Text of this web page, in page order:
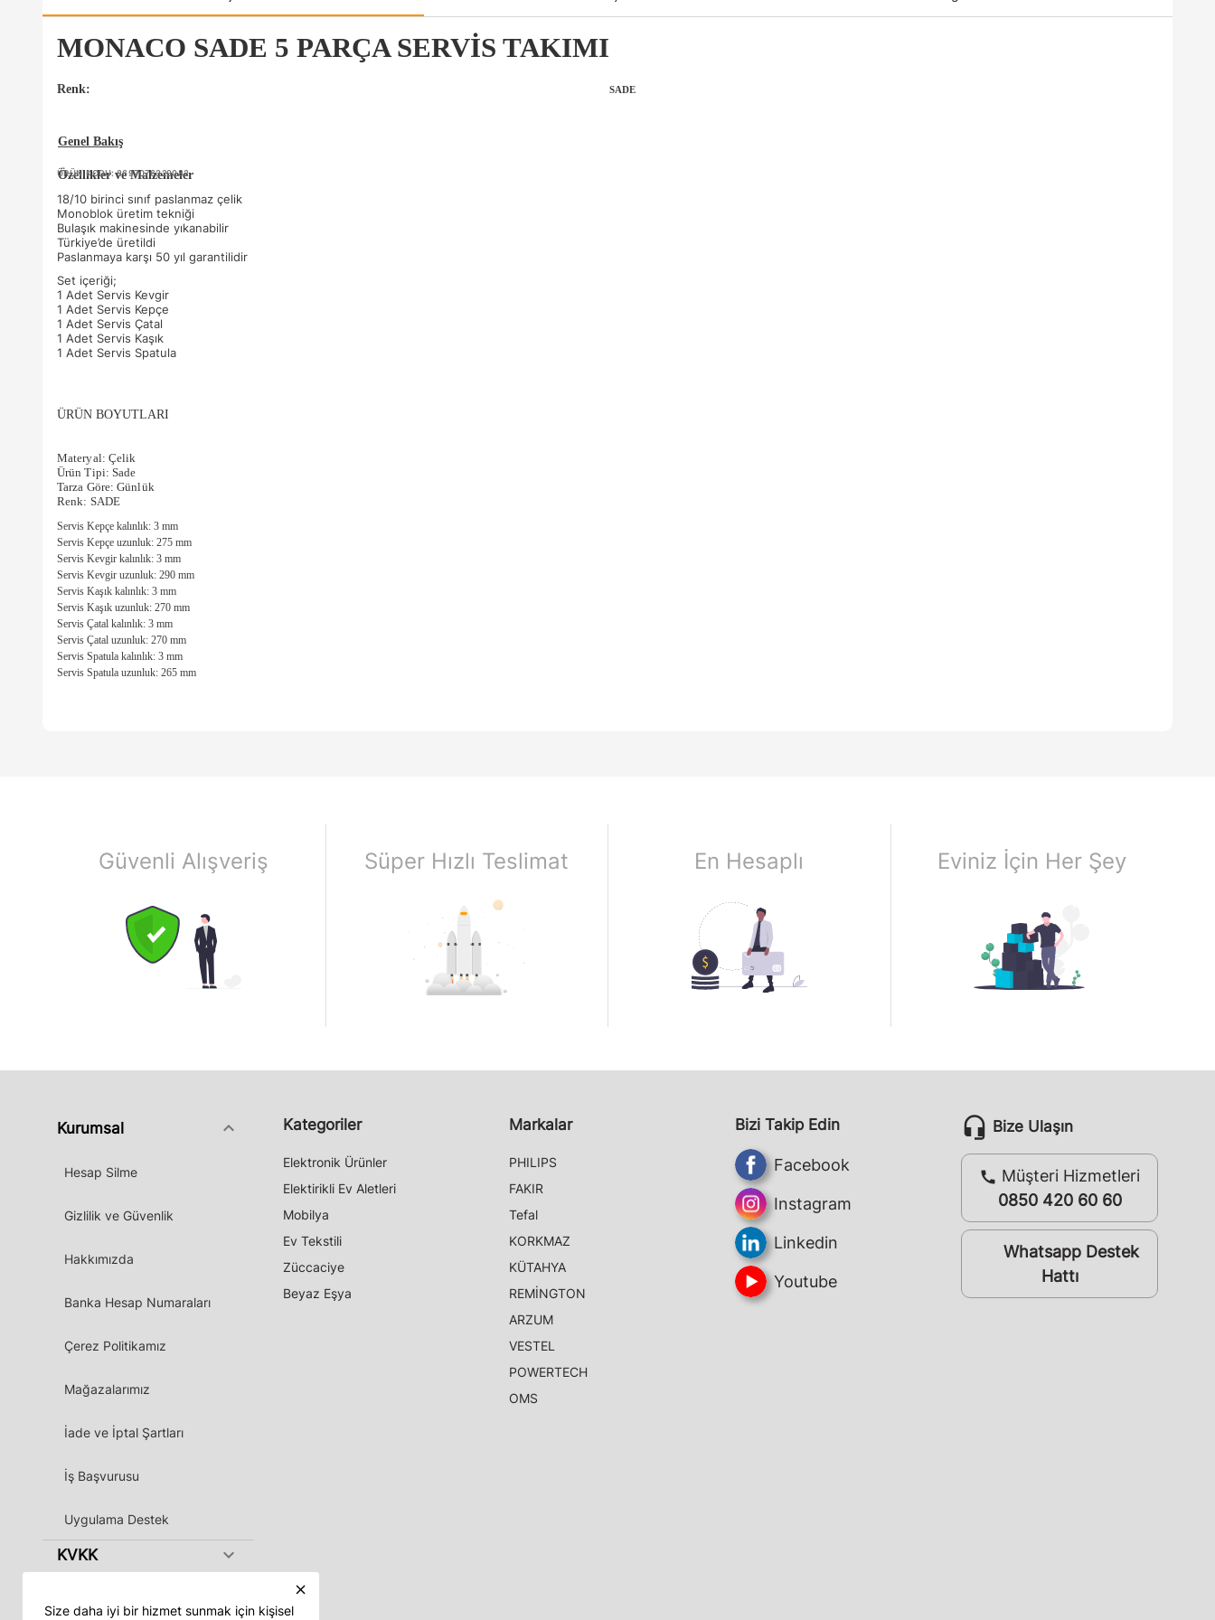
MONACO SADE 5 PARÇA SERVİS TAKIMI
Renk: SADE
Genel Bakış
Özellikler ve Malzemeler
18/10 birinci sınıf paslanmaz çelik
Monoblok üretim tekniği
Bulaşık makinesinde yıkanabilir
Türkiye’de üretildi
Paslanmaya karşı 50 yıl garantilidir
Set içeriği;
1 Adet Servis Kevgir
1 Adet Servis Kepçe
1 Adet Servis Çatal
1 Adet Servis Kaşık
1 Adet Servis Spatula
ÜRÜN KODU: 8697076320082
ÜRÜN BOYUTLARI
Materyal: Çelik
Ürün Tipi: Sade
Tarza Göre: Günlük
Renk: SADE
Servis Kepçe kalınlık: 3 mm
Servis Kepçe uzunluk: 275 mm
Servis Kevgir kalınlık: 3 mm
Servis Kevgir uzunluk: 290 mm
Servis Kaşık kalınlık: 3 mm
Servis Kaşık uzunluk: 270 mm
Servis Çatal kalınlık: 3 mm
Servis Çatal uzunluk: 270 mm
Servis Spatula kalınlık: 3 mm
Servis Spatula uzunluk: 265 mm
Güvenli Alışveriş Süper Hızlı Teslimat En Hesaplı Eviniz İçin Her Şey
Kurumsal keyboard_arrow_down
Hesap Silme
Gizlilik ve Güvenlik
Hakkımızda
Banka Hesap Numaraları
Çerez Politikamız
Mağazalarımız
İade ve İptal Şartları
İş Başvurusu
Uygulama Destek
KVKK keyboard_arrow_down
Kategoriler
Elektronik Ürünler
Elektirikli Ev Aletleri
Mobilya
Ev Tekstili
Züccaciye
Beyaz Eşya
Markalar
PHILIPS
FAKIR
Tefal
KORKMAZ
KÜTAHYA
REMİNGTON
ARZUM
VESTEL
POWERTECH
OMS
Bizi Takip Edin
Facebook
Instagram
Linkedin
Youtube
headset_mic Bize Ulaşın
call Müşteri Hizmetleri
0850 420 60 60
whatsappWhatsapp Destek
Hattı
close
Size daha iyi bir hizmet sunmak için kişisel